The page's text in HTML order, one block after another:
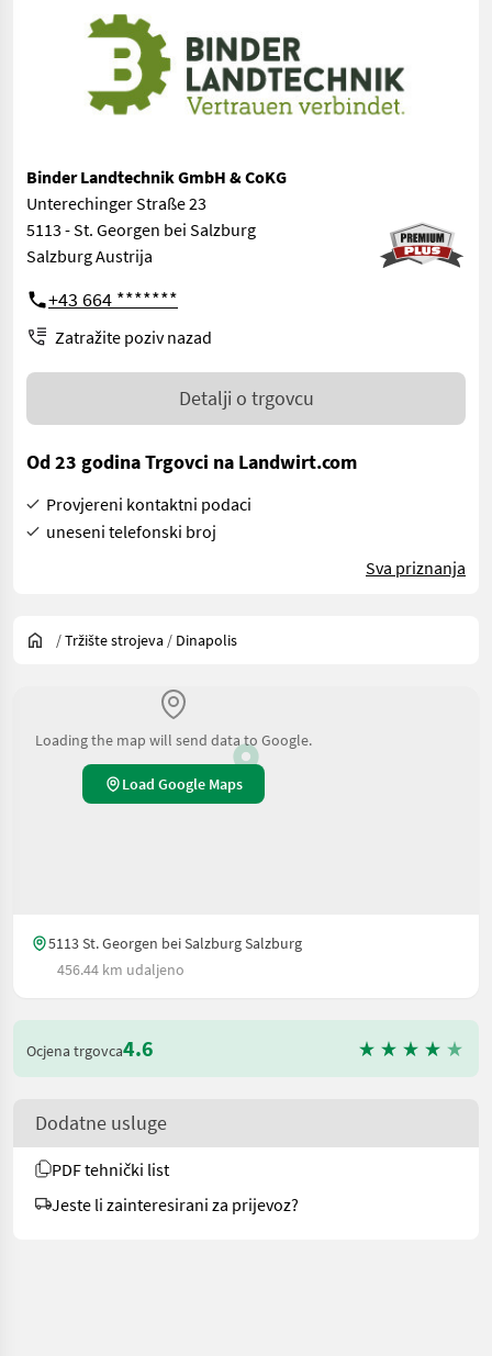
Binder Landtechnik GmbH & CoKG
Unterechinger Straße 23
5113 - St. Georgen bei Salzburg
Salzburg Austrija
+43 664 *******
Zatražite poziv nazad
Detalji o trgovcu
Od 23 godina Trgovci na Landwirt.com
Provjereni kontaktni podaci
uneseni telefonski broj
Sva priznanja
/Tržište strojeva / Dinapolis
Loading the map will send data to Google.
Load Google Maps
5113 St. Georgen bei Salzburg Salzburg
456.44 km udaljeno
Ocjena trgovca4.6
Dodatne usluge
PDF tehnički list
Jeste li zainteresirani za prijevoz?